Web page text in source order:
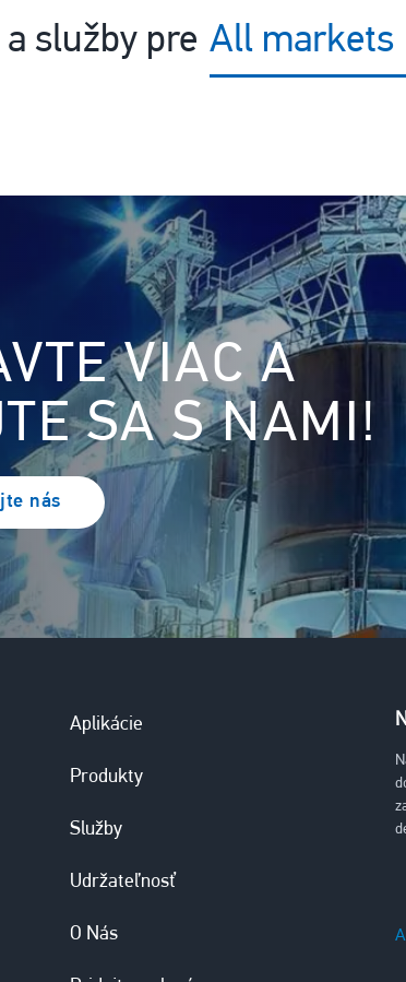
služby pre All markets
VIAC A
SA S NAMI!
nás
Aplikácie
Produkty
Služby
Udržateľnosť
O Nás